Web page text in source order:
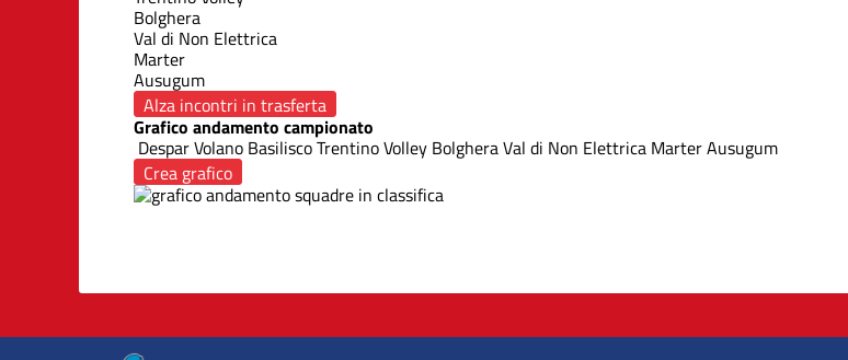
Bolghera
Val di Non Elettrica
Marter
Ausugum
Alza incontri in trasferta
Grafico andamento campionato
Despar Volano BasiliscoTrentino Volley BolgheraVal di Non Elettrica MarterAusugum
Crea grafico